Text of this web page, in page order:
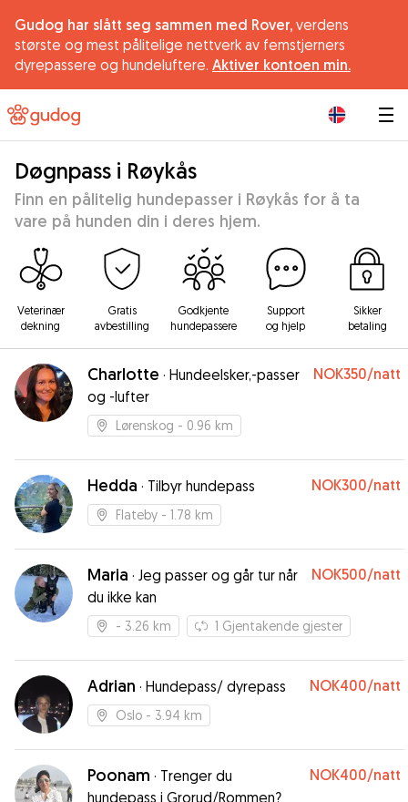
Gudog har slått seg sammen med Rover, verdens
største og mest pålitelige nettverk av femstjerners
dyrepassere og hundeluftere. Aktiver kontoen min.
Døgnpass i Røykås
Finn en pålitelig hundepasser i Røykås for å ta
vare på hunden din i deres hjem.
Veterinær
dekning
Gratis
avbestilling
Godkjente
hundepassere
Support
og hjelp
Sikker
betaling
Charlotte · Hundeelsker,-passer
og -lufter
NOK350/natt
Lørenskog - 0.96 km
Hedda · Tilbyr hundepass NOK300/natt
Flateby - 1.78 km
Maria · Jeg passer og går tur når
du ikke kan
NOK500/natt
- 3.26 km 1 Gjentakende gjester
Adrian · Hundepass/ dyrepass NOK400/natt
Oslo - 3.94 km
Poonam · Trenger du
hundepass i Grorud/Rommen?
NOK400/natt